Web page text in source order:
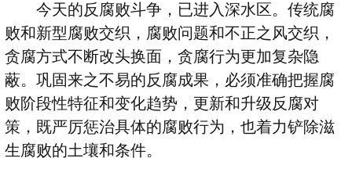
今天的反腐败斗争，已进入深水区。传统腐
败和新型腐败交织，腐败问题和不正之风交织，
贪腐方式不断改头换面，贪腐行为更加复杂隐
蔽。巩固来之不易的反腐成果，必须准确把握腐
败阶段性特征和变化趋势，更新和升级反腐对
策，既严厉惩治具体的腐败行为，也着力铲除滋
生腐败的土壤和条件。